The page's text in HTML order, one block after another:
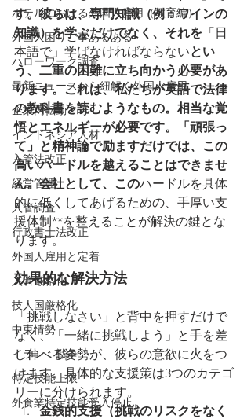
ホテルにおける外国人雇用（教育編）
外国人困りご事あるある
ハローワーク調査
最新ニュースから紐解く外国人雇用
企業内転勤２号
インドネシア人材
入管法改正
経営管理
入管調査
行政書士法改正
外国人雇用と定着
入管厳格化
技人国厳格化
中東情勢
イラン 戦争
特定技能上限
外食業特定技能受入停止
す。彼らは、専門知識（例：ワインの
知識）を学ぶだけでなく、それを 「日
本語で」学ばなければならないとい
う、二重の困難に立ち向かう必要があ
ります。これは、私たちが英語で法律
の教科書を読むようなもの。相当な覚
悟とエネルギーが必要です。「頑張っ
て」と精神論で励ますだけでは、この
高いハードルを越えることはできませ
ん。会社として、このハードルを具体
的に低くしてあげるための、手厚い支
援体制**を整えることが解決の鍵とな
ります。
効果的な解決方法
「挑戦しなさい」と背中を押すだけで
なく、「一緒に挑戦しよう」と手を差
し伸べる姿勢が、彼らの意欲に火をつ
けます。具体的な支援策は3つのカテゴ
リーに分けられます。
金銭的支援（挑戦のリスクをなく